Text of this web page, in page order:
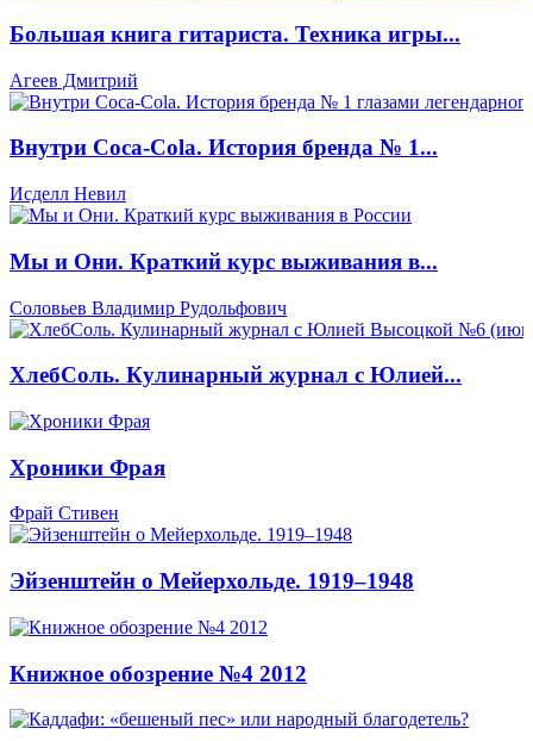
Большая книга гитариста. Техника игры...
Агеев Дмитрий
Внутри Coca-Cola. История бренда № 1...
Исделл Невил
Мы и Они. Краткий курс выживания в...
Соловьев Владимир Рудольфович
ХлебCоль. Кулинарный журнал с Юлией...
Хроники Фрая
Фрай Стивен
Эйзенштейн о Мейерхольде. 1919–1948
Книжное обозрение №4 2012